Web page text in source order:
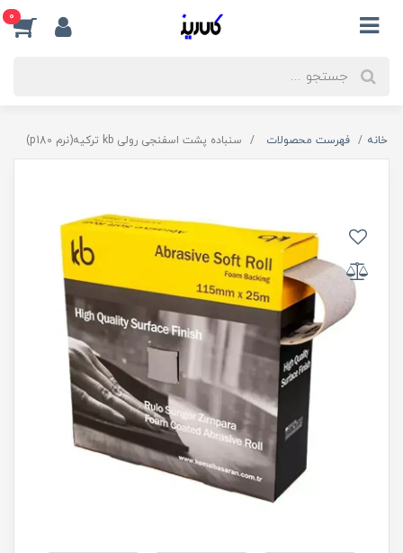
0
خانه فهرست محصولات سنباده پشت اسفنجی رولی kb ترکیه(نرم p180)